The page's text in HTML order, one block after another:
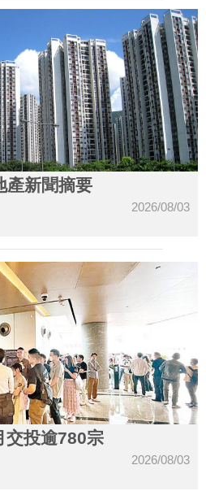
產新聞摘要
2026/08/03
交投逾780宗
2026/08/03